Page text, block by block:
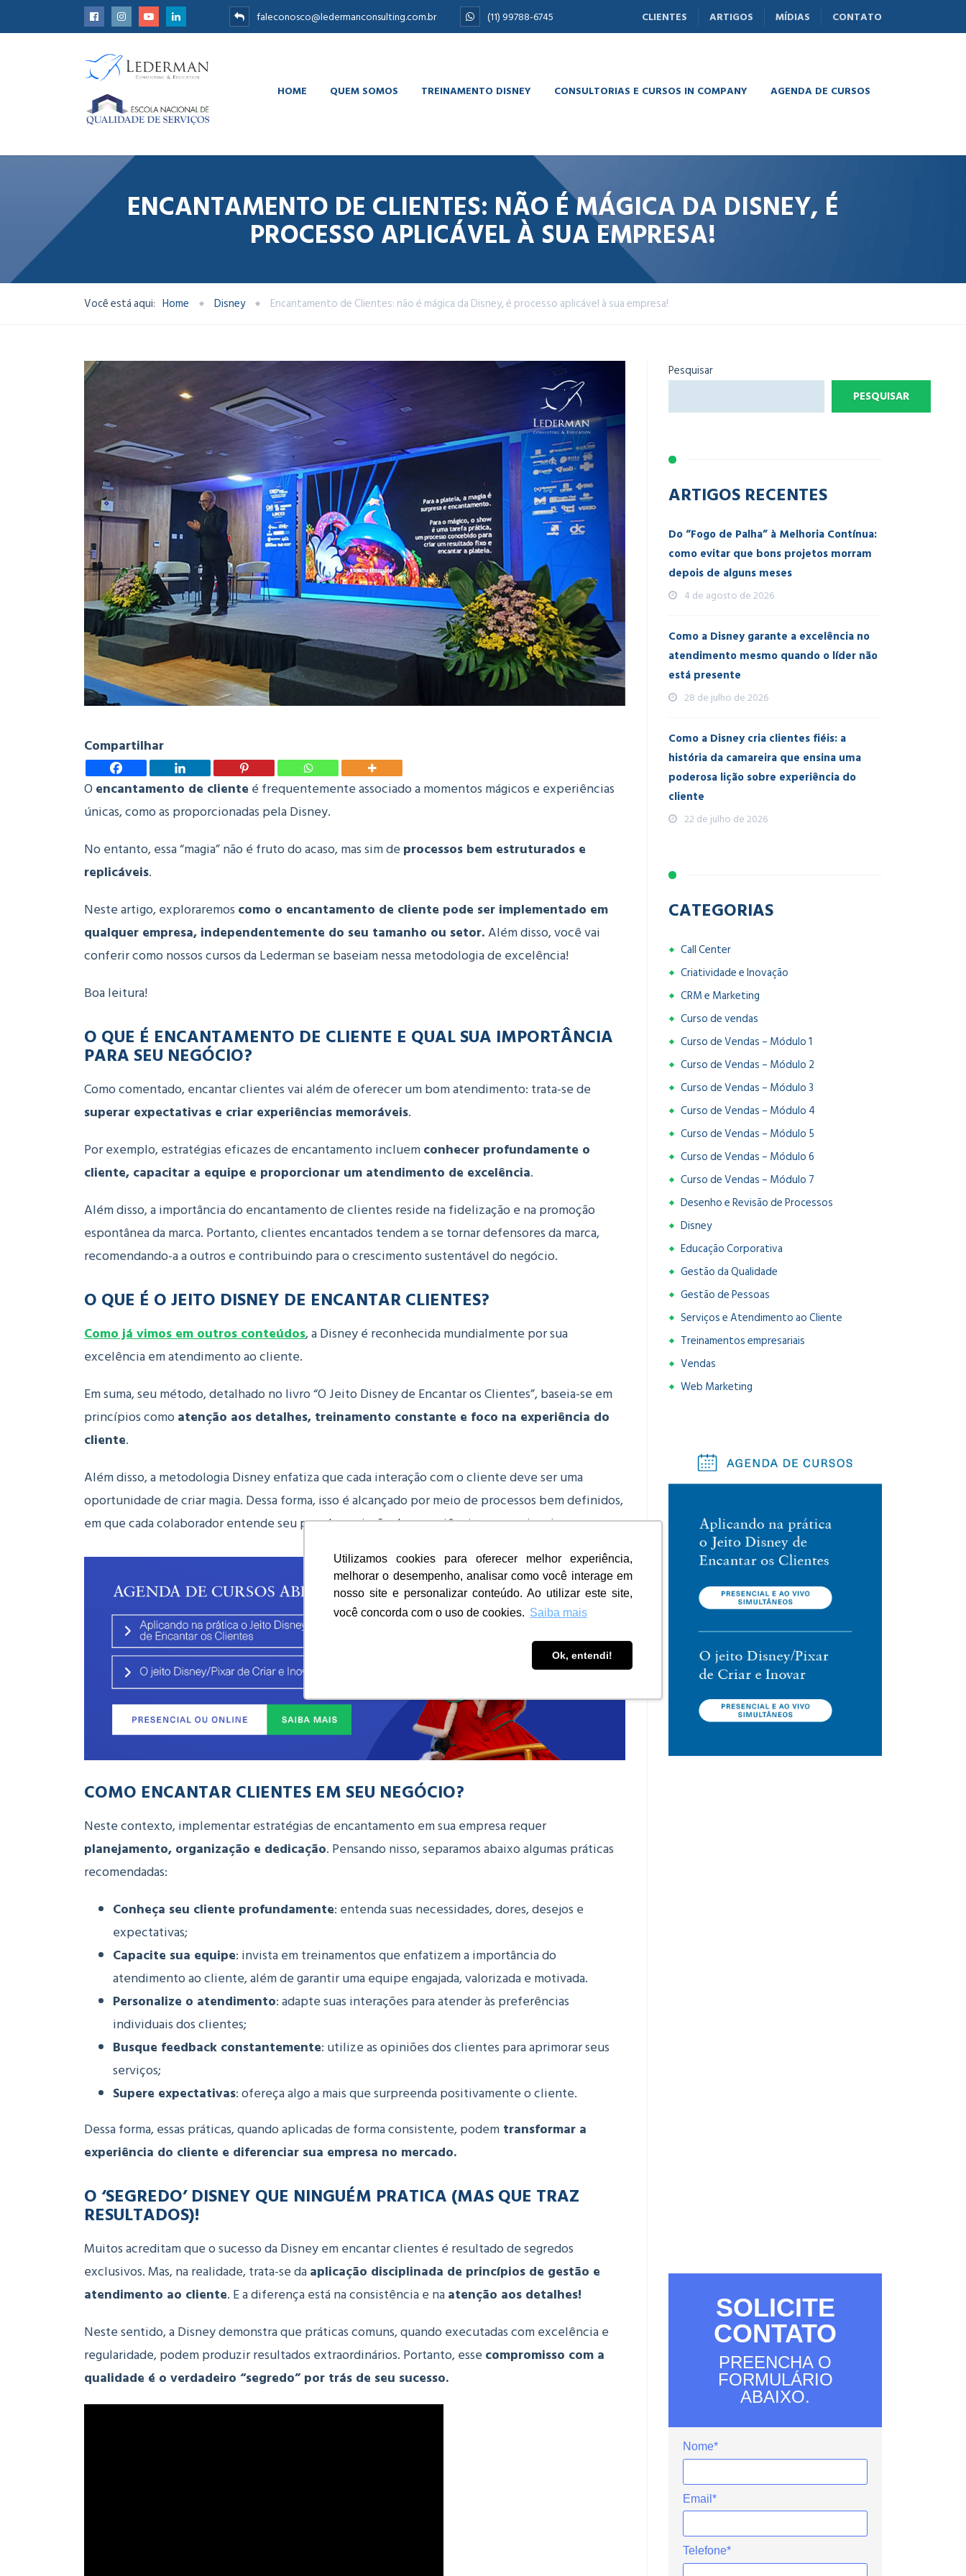
Utilizamos cookies para oferecer melhor experiência,
melhorar o desempenho, analisar como você interage em
nosso site e personalizar conteúdo. Ao utilizar este site,
você concorda com o uso de cookies. Saiba mais
Ok, entendi!
faleconosco@ledermanconsulting.com.br (11) 99788-6745 CLIENTES ARTIGOS MÍDIAS CONTATO
HOME QUEM SOMOS TREINAMENTO DISNEY CONSULTORIAS E CURSOS IN COMPANY AGENDA DE CURSOS
ENCANTAMENTO DE CLIENTES: NÃO É MÁGICA DA DISNEY, É
PROCESSO APLICÁVEL À SUA EMPRESA!
Você está aqui: Home Disney Encantamento de Clientes: não é mágica da Disney, é processo aplicável à sua empresa!
Compartilhar
O encantamento de cliente é frequentemente associado a momentos mágicos e experiências
únicas, como as proporcionadas pela Disney.
No entanto, essa “magia” não é fruto do acaso, mas sim de processos bem estruturados e
replicáveis.
Neste artigo, exploraremos como o encantamento de cliente pode ser implementado em
qualquer empresa, independentemente do seu tamanho ou setor.Além disso, você vai
conferir como nossos cursos da Lederman se baseiam nessa metodologia de excelência!
Boa leitura!
O QUE É ENCANTAMENTO DE CLIENTE E QUAL SUA IMPORTÂNCIA
PARA SEU NEGÓCIO?
Como comentado, encantar clientes vai além de oferecer um bom atendimento: trata-se de
superar expectativas e criar experiências memoráveis.
Por exemplo, estratégias eficazes de encantamento incluemconhecer profundamente o
cliente, capacitar a equipe e proporcionar um atendimento de excelência.
Além disso, a importância do encantamento de clientes reside na fidelização e na promoção
espontânea da marca. Portanto, clientes encantados tendem a se tornar defensores da marca,
recomendando-a a outros e contribuindo para o crescimento sustentável do negócio.
O QUE É O JEITO DISNEY DE ENCANTAR CLIENTES?
Como já vimos em outros conteúdos, a Disney é reconhecida mundialmente por sua
excelência em atendimento ao cliente.
Em suma, seu método, detalhado no livro “O Jeito Disney de Encantar os Clientes”, baseia-se em
princípios comoatenção aos detalhes, treinamento constante e foco na experiência do
cliente.
Além disso, a metodologia Disney enfatiza que cada interação com o cliente deve ser uma
oportunidade de criar magia. Dessa forma, isso é alcançado por meio de processos bem definidos,
em que cada colaborador entende seu papel na criação de experiências excepcionais.
COMO ENCANTAR CLIENTES EM SEU NEGÓCIO?
Neste contexto, implementar estratégias de encantamento em sua empresa requer
planejamento, organização e dedicação. Pensando nisso, separamos abaixo algumas práticas
recomendadas:
Conheça seu cliente profundamente: entenda suas necessidades, dores, desejos e
expectativas;
Capacite sua equipe: invista em treinamentos que enfatizem a importância do
atendimento ao cliente, além de garantir uma equipe engajada, valorizada e motivada.
Personalize o atendimento:adapte suas interações para atender às preferências
individuais dos clientes;
Busque feedback constantemente: utilize as opiniões dos clientes para aprimorar seus
serviços;
Supere expectativas:ofereça algo a mais que surpreenda positivamente o cliente.
Dessa forma, essas práticas, quando aplicadas de forma consistente, podem transformar a
experiência do cliente e diferenciar sua empresa no mercado.
O ‘SEGREDO’ DISNEY QUE NINGUÉM PRATICA (MAS QUE TRAZ
RESULTADOS)!
Muitos acreditam que o sucesso da Disney em encantar clientes é resultado de segredos
exclusivos. Mas, na realidade, trata-se daaplicação disciplinada de princípios de gestão e
atendimento ao cliente. E adiferença está na consistência e naatenção aos detalhes!
Neste sentido, a Disney demonstra que práticas comuns, quando executadas com excelência e
regularidade, podem produzir resultados extraordinários. Portanto, esse compromisso com a
qualidade é o verdadeiro “segredo” por trás de seu sucesso.
Pesquisar
PESQUISAR
ARTIGOS RECENTES
Do “Fogo de Palha” à Melhoria Contínua:
como evitar que bons projetos morram
depois de alguns meses
4 de agosto de 2026
Como a Disney garante a excelência no
atendimento mesmo quando o líder não
está presente
28 de julho de 2026
Como a Disney cria clientes fiéis: a
história da camareira que ensina uma
poderosa lição sobre experiência do
cliente
22 de julho de 2026
CATEGORIAS
Call Center
Criatividade e Inovação
CRM e Marketing
Curso de vendas
Curso de Vendas – Módulo 1
Curso de Vendas – Módulo 2
Curso de Vendas – Módulo 3
Curso de Vendas – Módulo 4
Curso de Vendas – Módulo 5
Curso de Vendas – Módulo 6
Curso de Vendas – Módulo 7
Desenho e Revisão de Processos
Disney
Educação Corporativa
Gestão da Qualidade
Gestão de Pessoas
Serviços e Atendimento ao Cliente
Treinamentos empresariais
Vendas
Web Marketing
SOLICITE
CONTATO
PREENCHA O
FORMULÁRIO
ABAIXO.
Nome*
Email*
Telefone*